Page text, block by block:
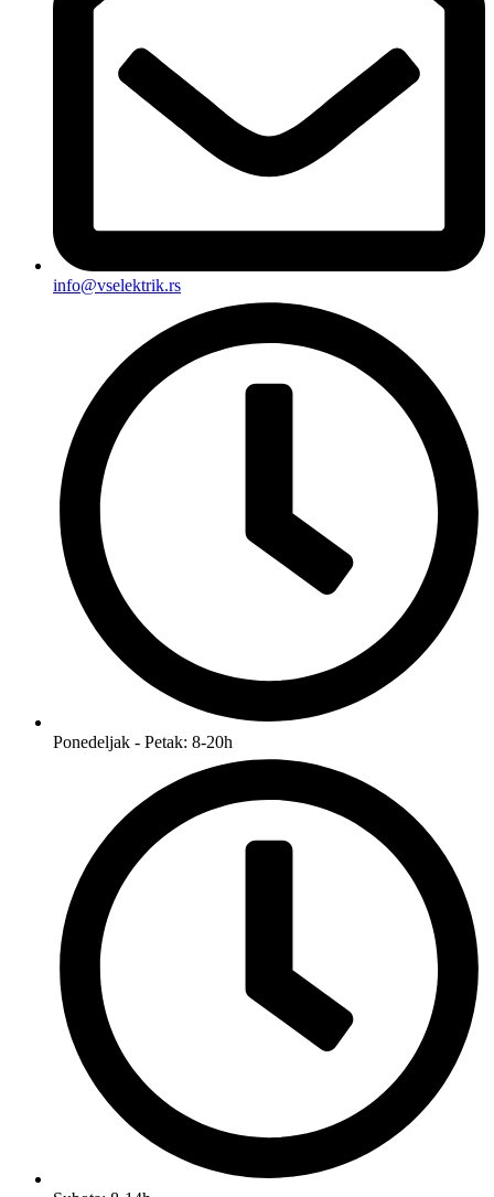
info@vselektrik.rs
Ponedeljak - Petak: 8-20h